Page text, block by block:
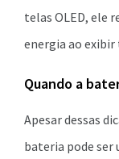
telas OLED, ele
energia ao exibir
Quando a
Apesar dessas
bateria pode ser